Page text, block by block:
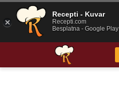
Recepti - Kuvar
Recepti.com
Besplatna - Google Play